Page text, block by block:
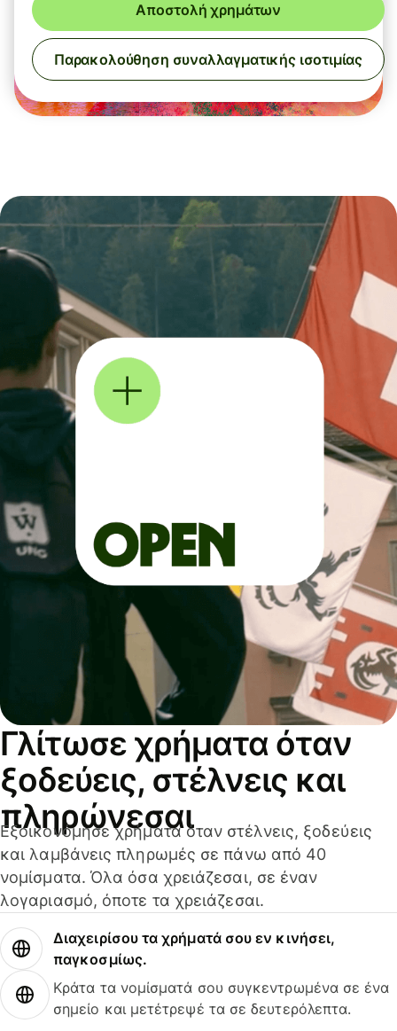
Αποστολή χρημάτων
Παρακολούθηση συναλλαγματικής ισοτιμίας
Γλίτωσε χρήματα όταν
ξοδεύεις, στέλνεις και
πληρώνεσαι
Εξοικονόμησε χρήματα όταν στέλνεις, ξοδεύεις
και λαμβάνεις πληρωμές σε πάνω από 40
νομίσματα. Όλα όσα χρειάζεσαι, σε έναν
λογαριασμό, όποτε τα χρειάζεσαι.
Διαχειρίσου τα χρήματά σου εν κινήσει,
παγκοσμίως.
Κράτα τα νομίσματά σου συγκεντρωμένα σε ένα
σημείο και μετέτρεψέ τα σε δευτερόλεπτα.